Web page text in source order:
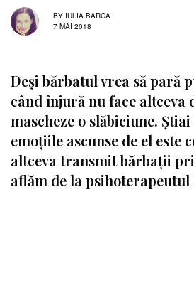
BY IULIA BARCA
7 MAI 2018
Deși bărbatul vrea să pară
când înjură nu face altceva
mascheze o slăbiciune.
emoțiile ascunse de el este
altceva transmit bărbații
aflăm de la psihoterapeutul